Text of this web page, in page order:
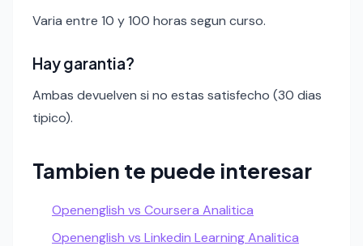
Varia entre 10 y 100 horas segun curso.
Hay garantia?
Ambas devuelven si no estas satisfecho (30 dias
tipico).
Tambien te puede interesar
Openenglish vs Coursera Analitica
Openenglish vs Linkedin Learning Analitica